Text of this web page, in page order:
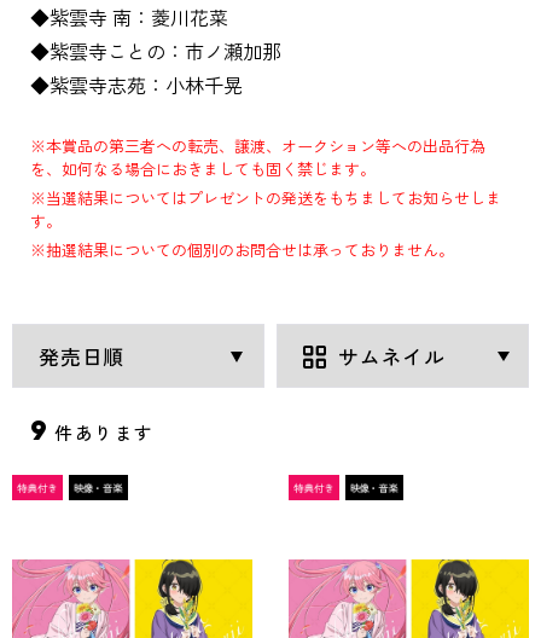
◆紫雲寺 南：菱川花菜
◆紫雲寺ことの：市ノ瀬加那
◆紫雲寺志苑：小林千晃
※本賞品の第三者への転売、譲渡、オークション等への出品行為
を、如何なる場合におきましても固く禁じます。
※当選結果についてはプレゼントの発送をもちましてお知らせしま
す。
※抽選結果についての個別のお問合せは承っておりません。
9 件あります